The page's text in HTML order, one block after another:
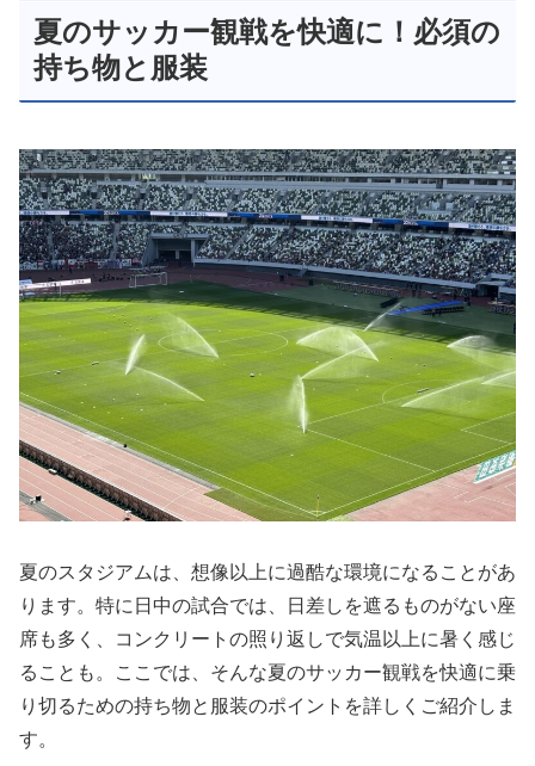
夏のサッカー観戦を快適に！必須の
持ち物と服装
夏のスタジアムは、想像以上に過酷な環境になることがあ
ります。特に日中の試合では、日差しを遮るものがない座
席も多く、コンクリートの照り返しで気温以上に暑く感じ
ることも。ここでは、そんな夏のサッカー観戦を快適に乗
り切るための持ち物と服装のポイントを詳しくご紹介しま
す。